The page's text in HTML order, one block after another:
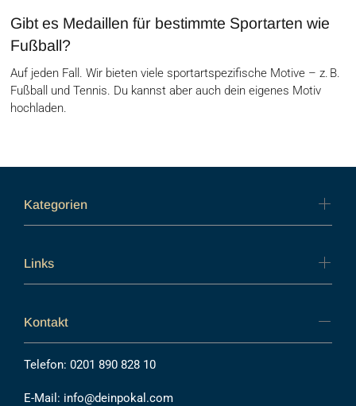
Gibt es Medaillen für bestimmte Sportarten wie
Fußball?
Auf jeden Fall. Wir bieten viele sportartspezifische Motive – z. B.
Fußball und Tennis. Du kannst aber auch dein eigenes Motiv
hochladen.
Kategorien
Links
Kontakt
Telefon: 0201 890 828 10
E-Mail: info@deinpokal.com